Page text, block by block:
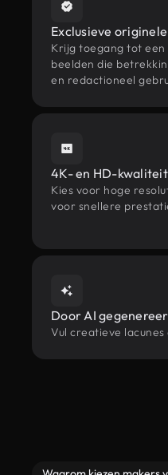
Exclusieve
Krijg toegang tot
beelden die
en redactioneel
4K- en HD-kwaliteit
Kies voor hoge
voor snellere
Door AI
Vul creatieve